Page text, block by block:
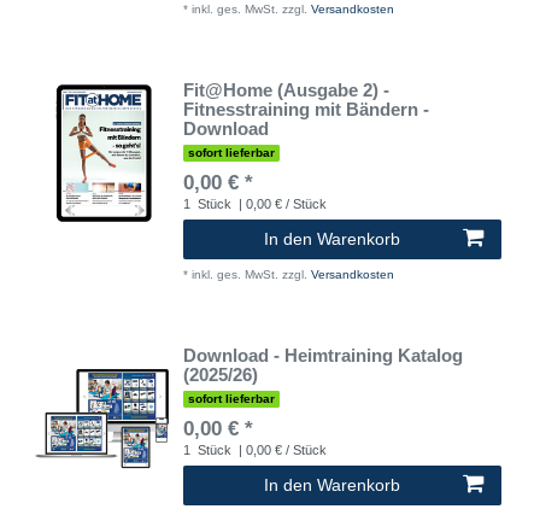
* inkl. ges. MwSt. zzgl. Versandkosten
Fit@Home (Ausgabe 2) -
Fitnesstraining mit Bändern -
Download
sofort lieferbar
0,00 € *
1 Stück | 0,00 € / Stück
In den Warenkorb
* inkl. ges. MwSt. zzgl. Versandkosten
Download - Heimtraining Katalog
(2025/26)
sofort lieferbar
0,00 € *
1 Stück | 0,00 € / Stück
In den Warenkorb